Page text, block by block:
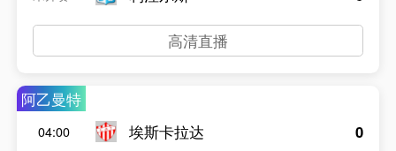
高清直播
阿乙曼特
04:00
埃斯卡拉达
0